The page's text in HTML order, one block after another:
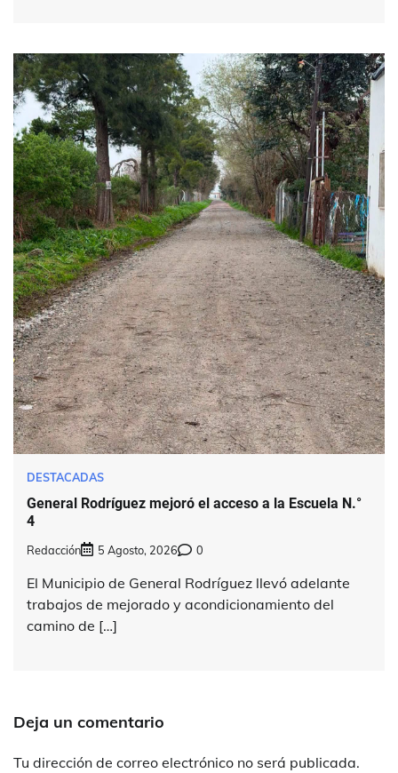
DESTACADAS
General Rodríguez mejoró el acceso a la Escuela N.°
4
Redacción 5 Agosto, 2026 0
El Municipio de General Rodríguez llevó adelante
trabajos de mejorado y acondicionamiento del
camino de […]
Deja un comentario
Tu dirección de correo electrónico no será publicada.